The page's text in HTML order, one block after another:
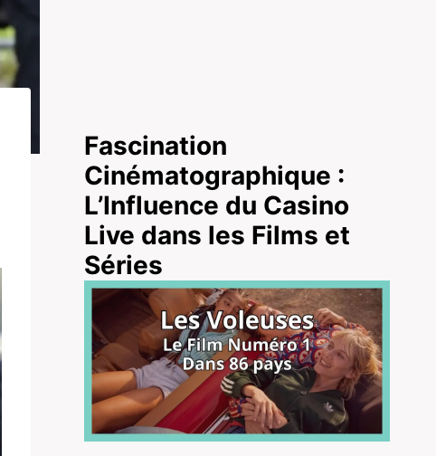
Fascination
Cinématographique :
L’Influence du Casino
Live dans les Films et
Séries